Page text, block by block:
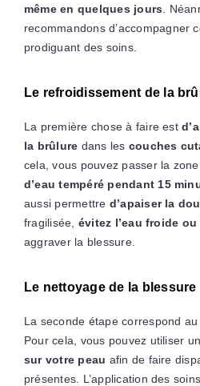
même en quelques jours .
recommandons d’accompagner
prodiguant des soins.
Le refroidissement de la
La première chose à faire est
la brûlure dans les couches
cela, vous pouvez passer la
d’eau tempéré pendant 15
aussi permettre d’apaiser la
fragilisée, évitez l’eau froide
aggraver la blessure.
Le nettoyage de la blessure
La seconde étape correspond au
Pour cela, vous pouvez utiliser un
sur votre peau afin de faire
présentes. L’application des